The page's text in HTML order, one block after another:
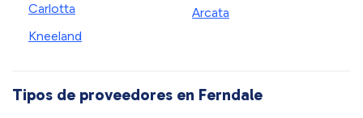
Carlotta
Kneeland
Arcata
Tipos de proveedores en Ferndale